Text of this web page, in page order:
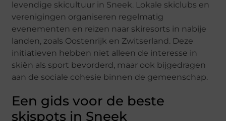
levendige skicultuur in Sneek. Lokale skiclubs en
verenigingen organiseren regelmatig
evenementen en reizen naar skiresorts in nabije
landen, zoals Oostenrijk en Zwitserland. Deze
initiatieven hebben niet alleen de interesse in
skiën als sport bevorderd, maar ook bijgedragen
aan de sociale cohesie binnen de gemeenschap.
Een gids voor de beste
skispots in Sneek